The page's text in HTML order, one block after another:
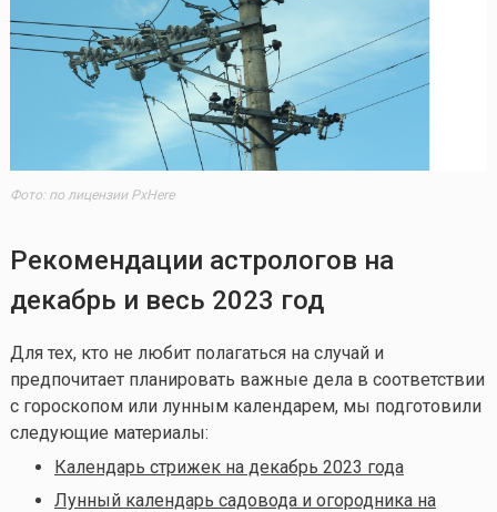
Фото: по лицензии PxHere
Рекомендации астрологов на
декабрь и весь 2023 год
Для тех, кто не любит полагаться на случай и
предпочитает планировать важные дела в соответствии
с гороскопом или лунным календарем, мы подготовили
следующие материалы:
Календарь стрижек на декабрь 2023 года
Лунный календарь садовода и огородника на